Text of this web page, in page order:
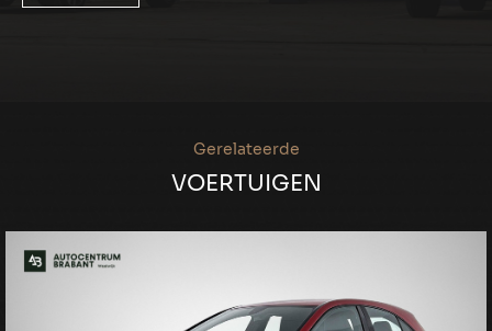
Gerelateerde
VOERTUIGEN